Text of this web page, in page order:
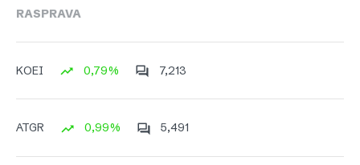
RASPRAVA
KOEI 0,79% 7,213
ATGR 0,99% 5,491